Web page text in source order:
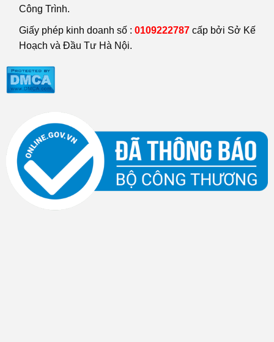
Công Trình.
Giấy phép kinh doanh số : 0109222787 cấp bởi Sở Kế
Hoạch và Đầu Tư Hà Nội.